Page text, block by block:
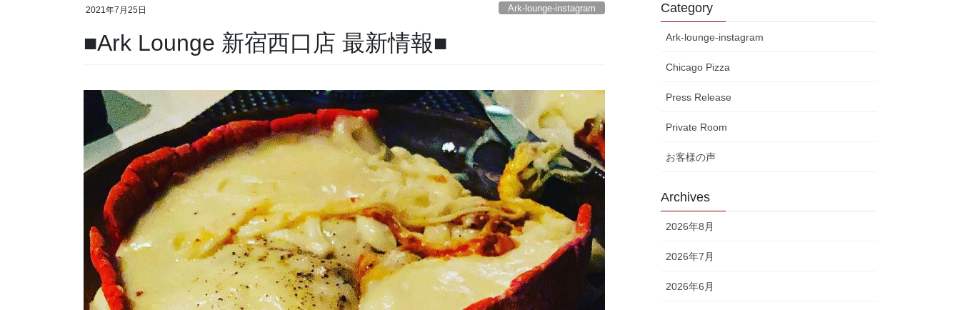
2021年7月25日 Ark-lounge-instagram
■Ark Lounge 新宿西口店 最新情報■
Category
Ark-lounge-instagram
Chicago Pizza
Press Release
Private Room
お客様の声
Archives
2026年8月
2026年7月
2026年6月